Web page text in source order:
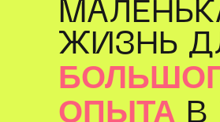
ЖИЗНЬ
ОПЫТА В